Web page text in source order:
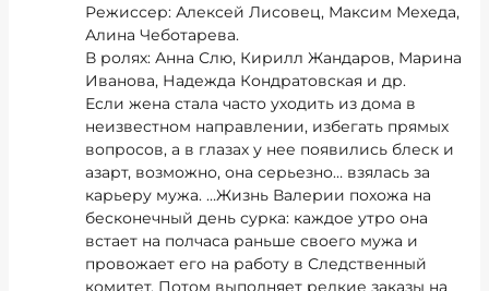
Режиссер: Алексей Лисовец, Максим Мехеда,
Алина Чеботарева.
В ролях: Анна Слю, Кирилл Жандаров, Марина
Иванова, Надежда Кондратовская и др.
Если жена стала часто уходить из дома в
неизвестном направлении, избегать прямых
вопросов, а в глазах у нее появились блеск и
азарт, возможно, она серьезно… взялась за
карьеру мужа. …Жизнь Валерии похожа на
бесконечный день сурка: каждое утро она
встает на полчаса раньше своего мужа и
провожает его на работу в Следственный
комитет. Потом выполняет редкие заказы на